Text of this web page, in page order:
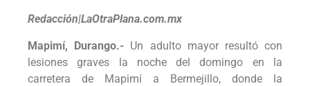
Redacción|LaOtraPlana.com.mx
Mapimí, Durango.- Un adulto mayor resultó con
lesiones graves la noche del domingo en la
carretera de Mapimí a Bermejillo, donde la